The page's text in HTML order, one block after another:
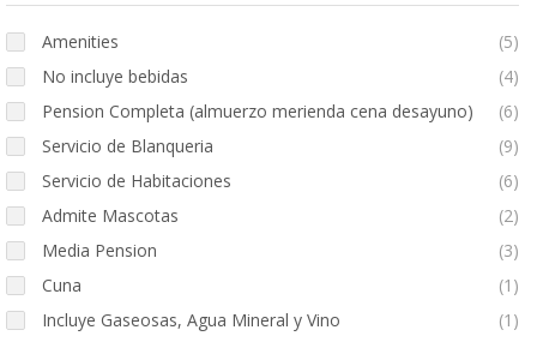
Amenities
(5)
No incluye bebidas
(4)
Pension Completa (almuerzo merienda cena desayuno)
(6)
Servicio de Blanqueria
(9)
Servicio de Habitaciones
(6)
Admite Mascotas
(2)
Media Pension
(3)
Cuna
(1)
Incluye Gaseosas, Agua Mineral y Vino
(1)